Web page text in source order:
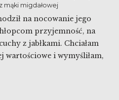
mąki migdałowej
na nocowanie jego
przyjemność, na
z jabłkami. Chciałam
wartościowe i wymyśliłam,
smaczniejsze od tych